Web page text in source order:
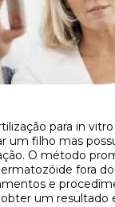
para in
um filho mas
O método
fora
e
obter um resultado